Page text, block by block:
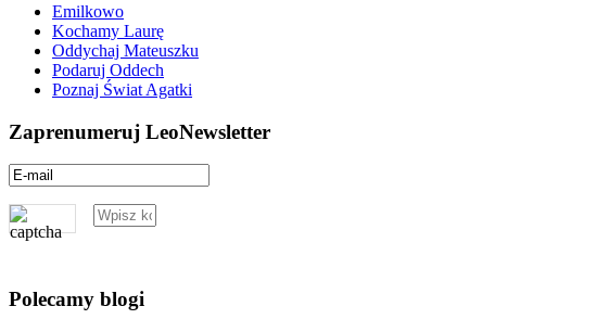
Emilkowo
Kochamy Laurę
Oddychaj Mateuszku
Podaruj Oddech
Poznaj Świat Agatki
Zaprenumeruj LeoNewsletter
Polecamy blogi